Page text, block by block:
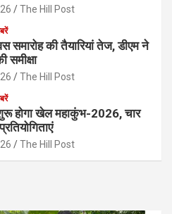
The Hill Post
समारोह की तैयारियां तेज, डीएम ने
समीक्षा
The Hill Post
होगा खेल महाकुंभ-2026, चार
The Hill Post